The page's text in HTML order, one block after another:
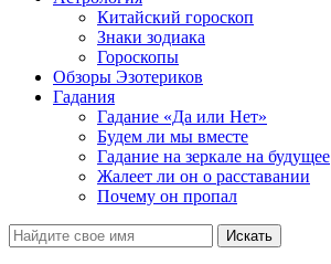
Китайский гороскоп
Знаки зодиака
Гороскопы
Обзоры Эзотериков
Гадания
Гадание «Да или Нет»
Будем ли мы вместе
Гадание на зеркале на будущее
Жалеет ли он о расставании
Почему он пропал